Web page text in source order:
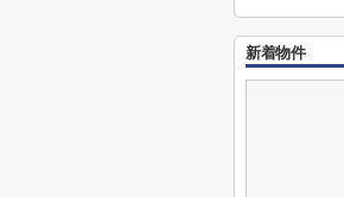
新着物件